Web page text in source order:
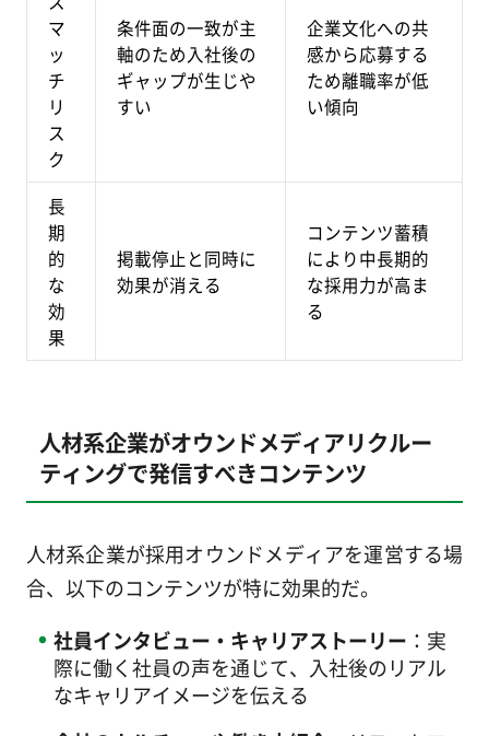
マ
ッ
チ
リ
ス
ク
条件面の一致が主
軸のため入社後の
ギャップが生じや
すい
企業文化への共
感から応募する
ため離職率が低
い傾向
長
期
的
な
効
果
掲載停止と同時に
効果が消える
コンテンツ蓄積
により中長期的
な採用力が高ま
る
人材系企業がオウンドメディアリクルー
ティングで発信すべきコンテンツ
人材系企業が採用オウンドメディアを運営する場
合、以下のコンテンツが特に効果的だ。
社員インタビュー・キャリアストーリー ：実
際に働く社員の声を通じて、入社後のリアル
なキャリアイメージを伝える